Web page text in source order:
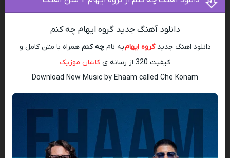
دانلود آهنگ جدید گروه ایهام چه کنم
دانلود اهنگ جدیدگروه ایهامبه نامچه کنم همراه با متن کامل و
کیفیت 320 از رسانه ی
کاشان موزیک
Download New Music by Ehaam called Che Konam